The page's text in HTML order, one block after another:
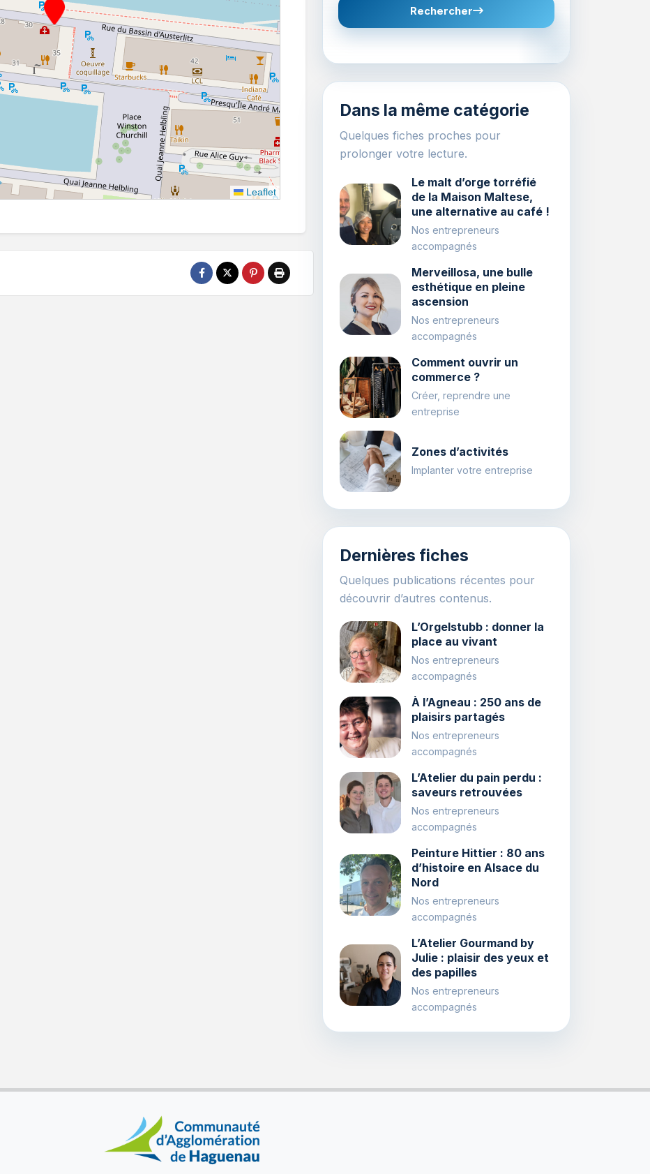
Leaflet
Rechercher
Dans la même catégorie
Quelques fiches proches pour
prolonger votre lecture.
Le malt d’orge torréfié
de la Maison Maltese,
une alternative au café !
Nos entrepreneurs
accompagnés
Merveillosa, une bulle
esthétique en pleine
ascension
Nos entrepreneurs
accompagnés
Comment ouvrir un
commerce ?
Créer, reprendre une
entreprise
Zones d’activités
Implanter votre entreprise
Dernières fiches
Quelques publications récentes pour
découvrir d’autres contenus.
L’Orgelstubb : donner la
place au vivant
Nos entrepreneurs
accompagnés
À l’Agneau : 250 ans de
plaisirs partagés
Nos entrepreneurs
accompagnés
L’Atelier du pain perdu :
saveurs retrouvées
Nos entrepreneurs
accompagnés
Peinture Hittier : 80 ans
d’histoire en Alsace du
Nord
Nos entrepreneurs
accompagnés
L’Atelier Gourmand by
Julie : plaisir des yeux et
des papilles
Nos entrepreneurs
accompagnés